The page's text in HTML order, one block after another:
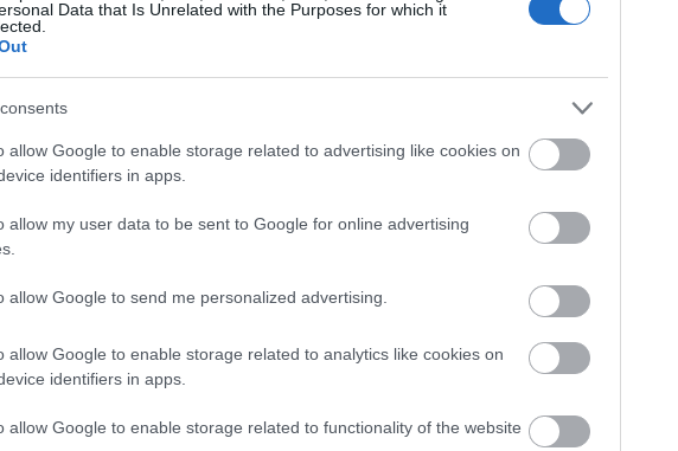
Data that Is Unrelated with the Purposes for which it
allow Google to enable storage related to advertising like cookies on
identifiers in apps.
allow my user data to be sent to Google for online advertising
allow Google to send me personalized advertising.
allow Google to enable storage related to analytics like cookies on
identifiers in apps.
allow Google to enable storage related to functionality of the website
παρουσίασαν αύξηση 2,7% το
σε σύγκριση με τα υπόλοιπα
στο 3,3% τον Μάρτιο, από 3,4% τον
ήταν χαμηλότερες κατά 2,7%
των τροφίμων, ήταν ο πρώτος μήνας
Σε εξέλιξη
18:49 ΑΔΜΗΕ: Διατηρεί
κατά την
ΗΠΑ: Επιτροπή
του Άντονι
Υπ. Παιδείας:
ΕΛΑΣ:
CrediaBank:
εκταμιεύσεων